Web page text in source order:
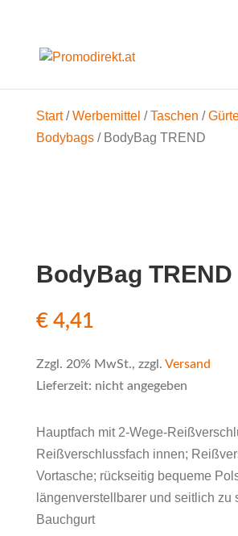
Start/Werbemittel /Taschen /
Bodybags/ BodyBag TREND
BodyBag TREND
€4,41
Zzgl. 20% MwSt., zzgl. Versand
Lieferzeit: nicht angegeben
Hauptfach mit 2-Wege-
Reißverschlussfach innen;
Vortasche; rückseitig bequeme
längenverstellbarer und seitlich zu
Bauchgurt